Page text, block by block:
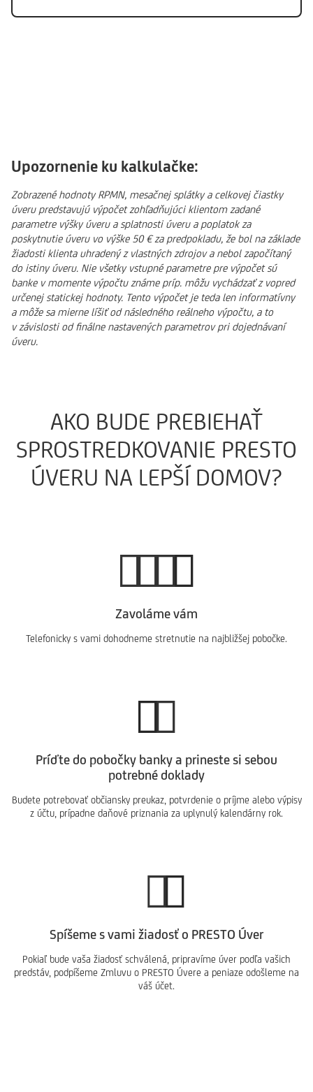
Upozornenie ku kalkulačke:
Zobrazené hodnoty RPMN, mesačnej splátky a celkovej čiastky
úveru predstavujú výpočet zohľadňujúci klientom zadané
parametre výšky úveru a splatnosti úveru a poplatok za
poskytnutie úveru vo výške 50 € za predpokladu, že bol na základe
žiadosti klienta uhradený z vlastných zdrojov a nebol započítaný
do istiny úveru. Nie všetky vstupné parametre pre výpočet sú
banke v momente výpočtu známe príp. môžu vychádzať z vopred
určenej statickej hodnoty. Tento výpočet je teda len informatívny
a môže sa mierne líšiť od následného reálneho výpočtu, a to
v závislosti od finálne nastavených parametrov pri dojednávaní
úveru.
AKO BUDE PREBIEHAŤ
SPROSTREDKOVANIE PRESTO
ÚVERU NA LEPŠÍ DOMOV?
Zavoláme vám
Telefonicky s vami dohodneme stretnutie na najbližšej pobočke.
Príďte do pobočky banky a prineste si sebou
potrebné doklady
Budete potrebovať občiansky preukaz, potvrdenie o príjme alebo výpisy
z účtu, prípadne daňové priznania za uplynulý kalendárny rok.
Spíšeme s vami žiadosť o PRESTO Úver
Pokiaľ bude vaša žiadosť schválená, pripravíme úver podľa vašich
predstáv, podpíšeme Zmluvu o PRESTO Úvere a peniaze odošleme na
váš účet.